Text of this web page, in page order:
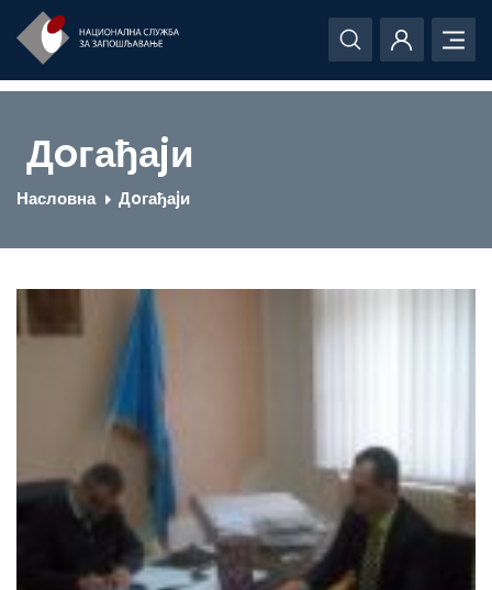
Дoгађаjи
Насловна Дoгађаjи